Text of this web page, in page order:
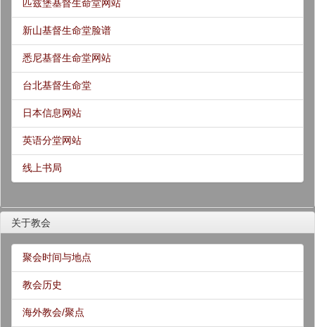
匹兹堡基督生命堂网站
新山基督生命堂脸谱
悉尼基督生命堂网站
台北基督生命堂
日本信息网站
英语分堂网站
线上书局
关于教会
聚会时间与地点
教会历史
海外教会/聚点